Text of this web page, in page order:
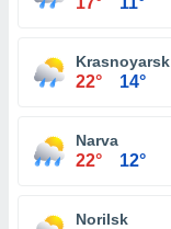
Krasnoyarsk
22° 14°
Narva
22° 12°
Norilsk